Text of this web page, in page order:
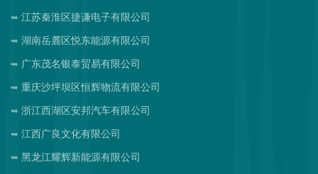
江苏秦淮区捷谦电子有限公司
湖南岳麓区悦东能源有限公司
广东茂名银泰贸易有限公司
重庆沙坪坝区恒辉物流有限公司
浙江西湖区安邦汽车有限公司
江西广良文化有限公司
黑龙江耀辉新能源有限公司